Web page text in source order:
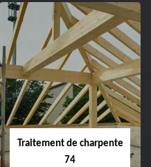
Traitement de charpente
74